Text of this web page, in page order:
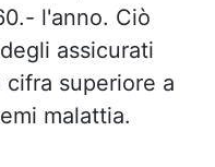
l'anno. Ciò
assicurati
superiore a
malattia.